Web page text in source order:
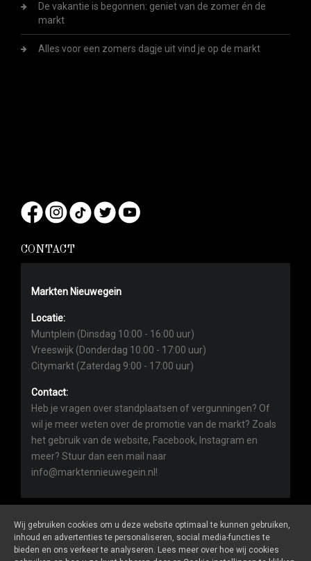
De vakantie is begonnen: geniet van de zomer én de
markt
Alles voor een zomers dagje uit vind je op de markt
CONTACT
Markten Nieuwegein
Locatie:
Muntplein (Dinsdag 10:00 - 16:00 uur)
Vreeswijk (Donderdag 10:00 - 17:00 uur)
Citymarkt (Zaterdag 9:00 - 17:00 uur)
Contact:
Heb je vragen over standplaatsen of vergunningen? Of
wil je meer weten over de promotie van de markt? Zoals
het gebruik van de website, Facebook, Instagram en
meer? Stuur dan een mail naar
info@marktennieuwegein.nl!
Wij gebruiken cookies om u deze website optimaal te kunnen gebruiken,
inhoud en advertenties te personaliseren, social media-functies te
bieden en ons verkeer te analyseren. Lees meer over hoe wij cookies